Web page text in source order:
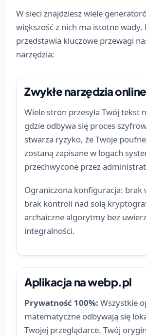
W sieci znajdziesz wiele
większość z nich ma istotne wady.
przedstawia kluczowe przewagi
narzędzia:
Zwykłe narzędzia online
Wiele stron przesyła Twój tekst
gdzie odbywa się proces
stwarza ryzyko, że Twoje
zostaną zapisane w logach
przechwycone przez
Ograniczona konfiguracja: brak
brak kontroli nad solą
archaiczne algorytmy bez
integralności.
Aplikacja na webp.pl
Prywatność 100%: Wszystkie
matematyczne odbywają się
Twojej przeglądarce. Twój